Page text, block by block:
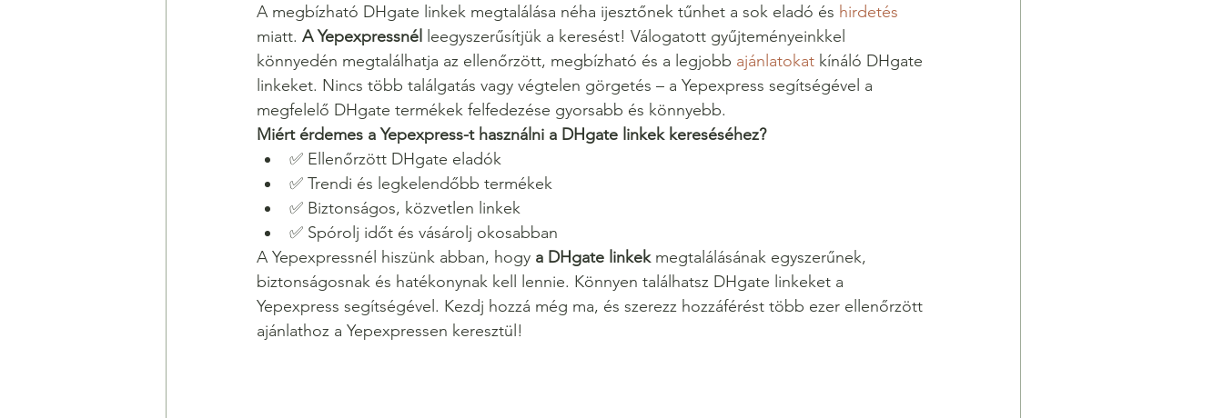
A megbízható DHgate linkek megtalálása néha ijesztőnek tűnhet a sok eladó és hirdetés
miatt. A Yepexpressnél
leegyszerűsítjük a keresést! Válogatott gyűjteményeinkkel
könnyedén megtalálhatja az ellenőrzött, megbízható és a legjobb ajánlatokat kínáló DHgate
linkeket. Nincs több találgatás vagy végtelen görgetés – a Yepexpress segítségével a
megfelelő DHgate termékek felfedezése gyorsabb és könnyebb.
Miért érdemes a Yepexpress-t használni a DHgate linkek kereséséhez?
✅ Ellenőrzött DHgate eladók
✅ Trendi és legkelendőbb termékek
✅ Biztonságos, közvetlen linkek
✅ Spórolj időt és vásárolj okosabban
A Yepexpressnél hiszünk abban, hogy a DHgate linkek megtalálásának egyszerűnek,
biztonságosnak és hatékonynak kell lennie. Könnyen találhatsz DHgate linkeket a
Yepexpress segítségével. Kezdj hozzá még ma, és szerezz hozzáférést több ezer ellenőrzött
ajánlathoz a Yepexpressen keresztül!